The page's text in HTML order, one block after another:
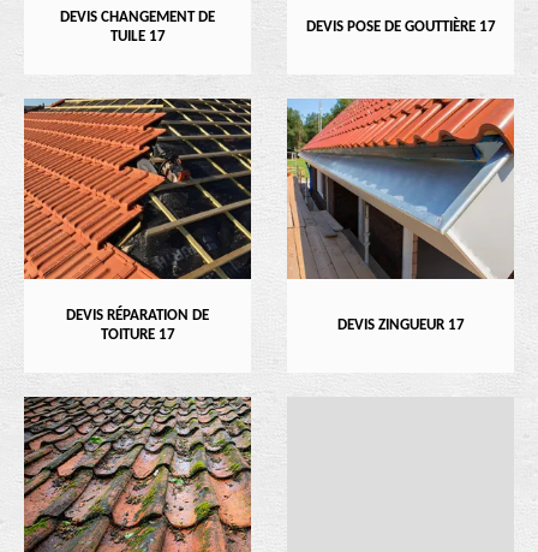
DEVIS CHANGEMENT DE
TUILE 17
DEVIS POSE DE GOUTTIÈRE 17
DEVIS RÉPARATION DE
TOITURE 17
DEVIS ZINGUEUR 17